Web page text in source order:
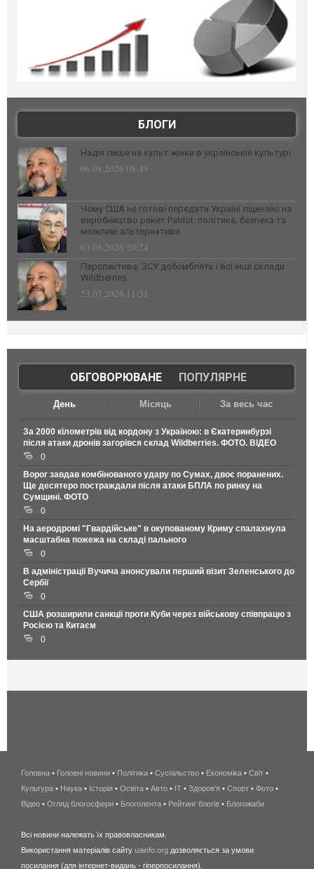
БЛОГИ
Надія лише на культ жінки в українській культурі
06.08.2026 08:49
Чому США не готові передати Україні ліцензію на
виробництво ракет Patriot: політика, безпека та
можливі альтернативи
03.08.2026 20:24
Перспектива: ЗСУ добомблять і всі інші склади
Wildberries
23.07.2026 11:31
ОБГОВОРЮВАНЕ| ПОПУЛЯРНЕ
День Місяць За весь час
За 2000 кілометрів від кордону з Україною: в Єкатеринбурзі
після атаки дронів загорівся склад Wildberries. ФОТО. ВІДЕО
0
Ворог завдав комбінованого удару по Сумах, двоє поранених.
Ще десятеро постраждали після атаки БПЛА по ринку на
Сумщині. ФОТО
0
На аеродромі "Гвардійське" в окупованому Криму спалахнула
масштабна пожежа на складі пального
0
В адміністрації Вучича анонсували перший візит Зеленського до
Сербії
0
США розширили санкції проти Куби через військову співпрацю з
Росією та Китаєм
0
беспроводной
интернет
киев
wimax
Головна • Головні новини • Політика • Суспільство • Економіка • Світ •
Культура • Наука • Історія • Освіта • Авто • IT • Здоров'я • Спорт • Фото •
Відео • Огляд блогосфери • Блоголента • Рейтинг блогів • Блогожаби
Всі новини належать їх правовласникам.
Використання матеріалів сайту uainfo.org дозволяється за умови
посилання (для інтернет-видань - гіперпосилання).